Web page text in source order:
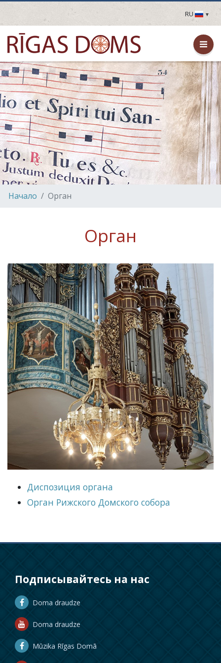
RU
LV
EN
DE
FR
UA
LT
EE
FI
Hачало Орган
Орган
Диспозиция органа
Орган Рижского Домского собора
Подписывайтесь на нас
Doma draudze
Doma draudze
Mūzika Rīgas Domā